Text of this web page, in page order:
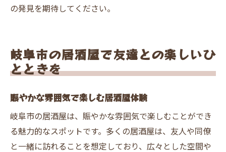
の発見を期待してください。
岐阜市の居酒屋で友達との楽しいひ
とときを
賑やかな雰囲気で楽しむ居酒屋体験
岐阜市の居酒屋は、賑やかな雰囲気で楽しむことができ
る魅力的なスポットです。多くの居酒屋は、友人や同僚
と一緒に訪れることを想定しており、広々とした空間や